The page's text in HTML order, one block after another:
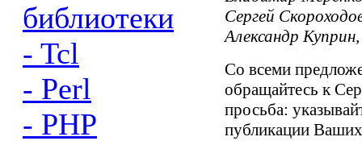
библиотеки
- Tcl
- Perl
- PHP
Сергей
Александр
Со всеми
обращайтесь к
просьба:
публикации